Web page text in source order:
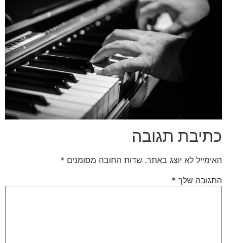
כתיבת תגובה
האימייל לא יוצג באתר. שדות החובה מסומנים *
התגובה שלך *